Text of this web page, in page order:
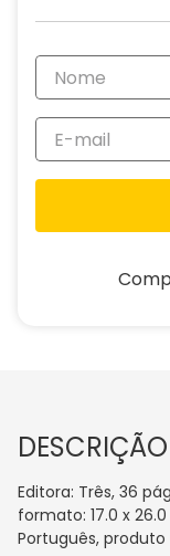
Editora: Três, 36
formato: 17.0 x
Português, produto